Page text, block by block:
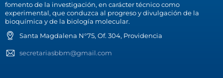
fomento de la investigación, en carácter técnico como
experimental, que conduzca al progreso y divulgación de la
bioquímica y de la biología molecular.
Santa Magdalena N°75, Of. 304, Providencia
secretariasbbm@gmail.com